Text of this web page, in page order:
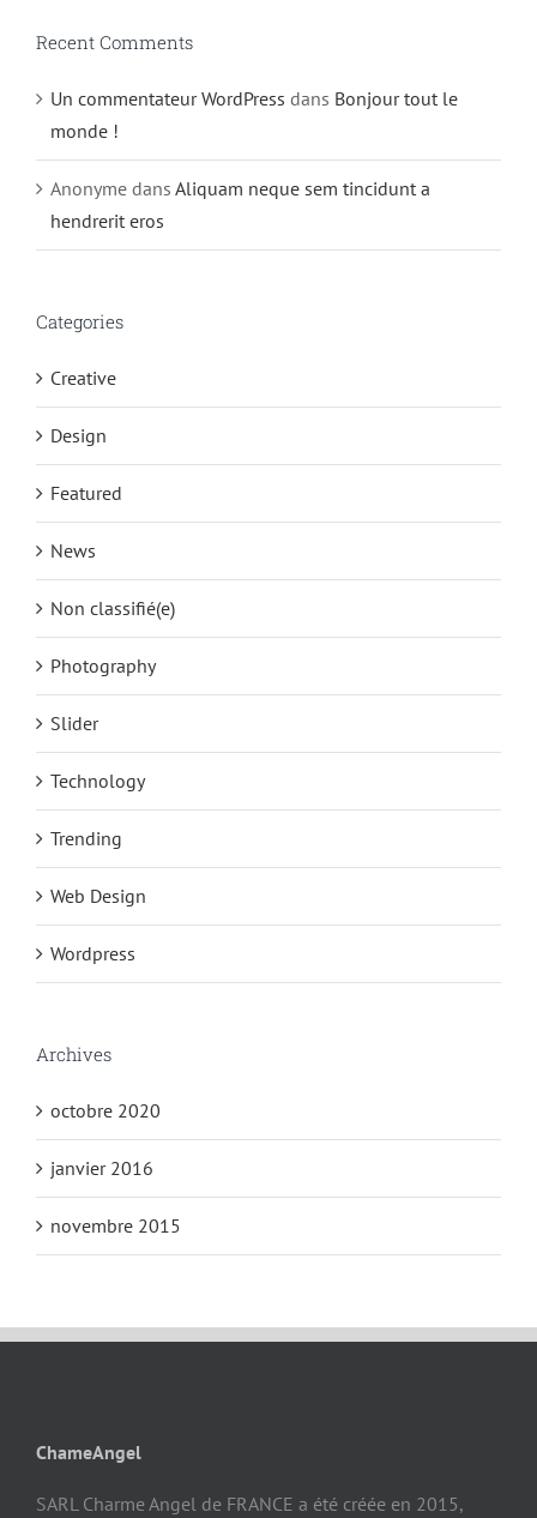
Recent Comments
Un commentateur WordPress dans Bonjour tout le
monde !
Anonyme dans Aliquam neque sem tincidunt a
hendrerit eros
Categories
Creative
Design
Featured
News
Non classifié(e)
Photography
Slider
Technology
Trending
Web Design
Wordpress
Archives
octobre 2020
janvier 2016
novembre 2015
ChameAngel
SARL Charme Angel de FRANCE a été créée en 2015,